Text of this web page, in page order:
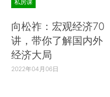
私房课
向松祚：宏观经济70
讲，带你了解国内外
经济大局
2022年04月06日